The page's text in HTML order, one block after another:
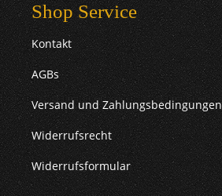
Shop Service
Kontakt
AGBs
Versand und Zahlungsbedingungen
Widerrufsrecht
Widerrufsformular